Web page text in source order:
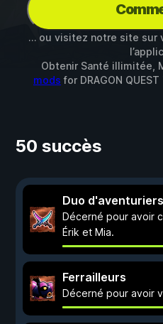
… ou visitez notre site sur
Obtenir Santé illimitée,
mods for DRAGON QUEST
50 succès
Duo d'aventuriers
Décerné pour avoir
Érik et Mia.
Ferrailleurs
Décerné pour avoir